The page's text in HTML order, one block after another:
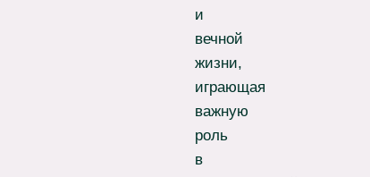
и
вечной
жизни,
играющая
важную
роль
в